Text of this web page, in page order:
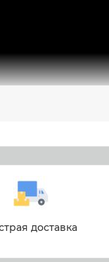
доставка